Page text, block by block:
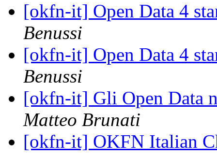
[okfn-it] Open Data 4
Benussi
[okfn-it] Open Data 4
Benussi
[okfn-it] Gli Open Data
Matteo Brunati
[okfn-it] OKFN Italian